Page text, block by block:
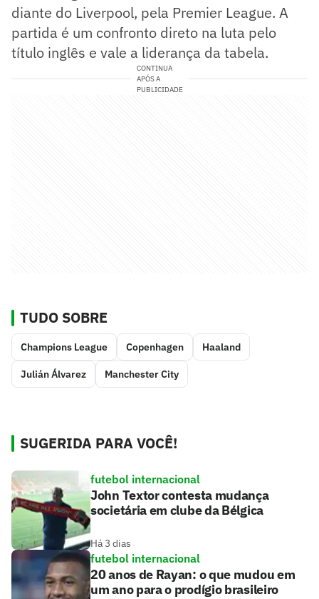
diante do Liverpool, pela Premier League. A
partida é um confronto direto na luta pelo
título inglês e vale a liderança da tabela.
CONTINUA
APÓS A
PUBLICIDADE
TUDO SOBRE
Champions League Copenhagen Haaland
Julián Álvarez Manchester City
SUGERIDA PARA VOCÊ!
futebol internacional
John Textor contesta mudança
societária em clube da Bélgica
Há 3 dias
futebol internacional
20 anos de Rayan: o que mudou em
um ano para o prodígio brasileiro